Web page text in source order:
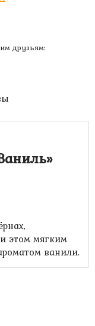
друзьям:
»
этом мягким
ванили.